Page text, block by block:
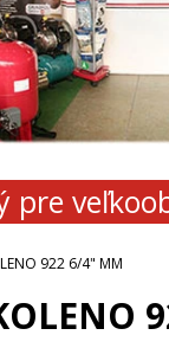
pre
922 6/4" MM